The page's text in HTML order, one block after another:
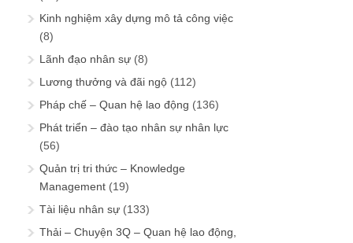
Kinh nghiệm xây dựng mô tả công việc
(8)
Lãnh đạo nhân sự (8)
Lương thưởng và đãi ngộ (112)
Pháp chế – Quan hệ lao động (136)
Phát triển – đào tạo nhân sự nhân lực
(56)
Quản trị tri thức – Knowledge
Management (19)
Tài liệu nhân sự (133)
Thải – Chuyện 3Q – Quan hệ lao động,